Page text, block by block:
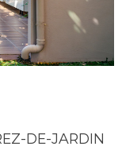
DE-JARDIN